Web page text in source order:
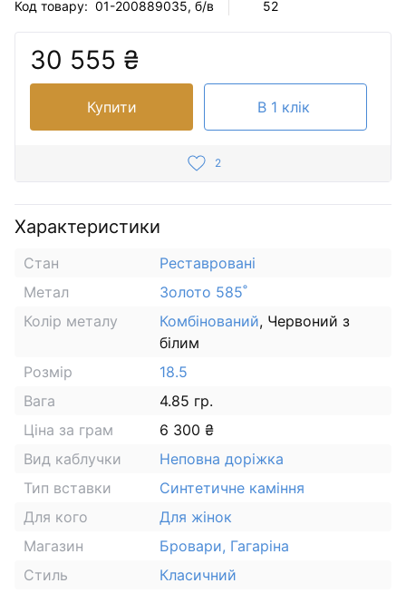
Код товару: 01-200889035, б/в 52
30 555 ₴
Купити В 1 клік
2
Характеристики
Стан
Реставровані
Метал
Золото 585˚
Колір металу
Комбінований, Червоний з
білим
Розмір
18.5
Вага
4.85 гр.
Ціна за грам
6 300 ₴
Вид каблучки
Неповна доріжка
Тип вставки
Синтетичне каміння
Для кого
Для жінок
Магазин
Бровари, Гагаріна
Стиль
Класичний